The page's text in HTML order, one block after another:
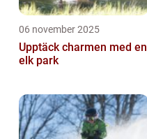
06 november 2025
Upptäck charmen med en
elk park